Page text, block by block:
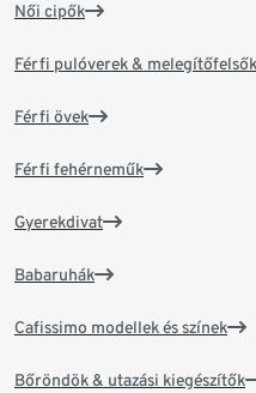
Női cipők
Férfi pulóverek & melegítőfelsők
Férfi övek
Férfi fehérneműk
Gyerekdivat
Babaruhák
Cafissimo modellek és színek
Bőröndök & utazási kiegészítők